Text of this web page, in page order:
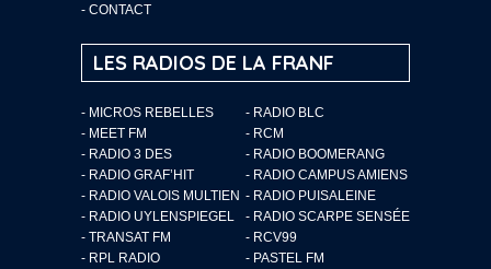
- CONTACT
LES RADIOS DE LA FRANF
- MICROS REBELLES
- RADIO BLC
- MEET FM
- RCM
- RADIO 3 DES
- RADIO BOOMERANG
- RADIO GRAF’HIT
- RADIO CAMPUS AMIENS
- RADIO VALOIS MULTIEN - RADIO PUISALEINE
- RADIO UYLENSPIEGEL
- RADIO SCARPE SENSÉE
- TRANSAT FM
- RCV99
- RPL RADIO
- PASTEL FM